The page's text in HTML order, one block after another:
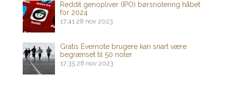
Reddit genopliver (IPO) børsnotering håbet
for 2024
17:41 28 nov 2023
Gratis Evernote brugere kan snart være
begrænset til 50 noter
17:35 28 nov 2023